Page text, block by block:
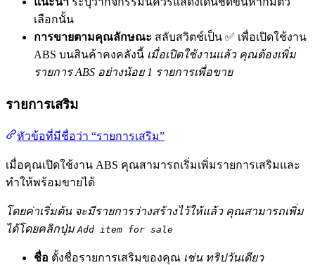
เลือกนั้น
การขายตามคุณลักษณะ สลับสวิตช์เป็น ✅ เพื่อเปิดใช้งาน
ABS บนสินค้าคงคลังนี้ เมื่อเปิดใช้งานแล้ว คุณต้องเพิ่ม
รายการ ABS อย่างน้อย 1 รายการเพื่อขาย
รายการเสริม
หัวข้อที่มีชื่อว่า “รายการเสริม”
เมื่อคุณเปิดใช้งาน ABS คุณสามารถเริ่มเพิ่มรายการเสริมและ
ทำให้พร้อมขายได้
โดยค่าเริ่มต้น จะมีรายการว่างสร้างไว้ให้แล้ว คุณสามารถเพิ่ม
ได้โดยคลิกปุ่ม Add item for sale
ชื่อ ตั้งชื่อรายการเสริมของคุณ เช่น ทริปวันเดียว